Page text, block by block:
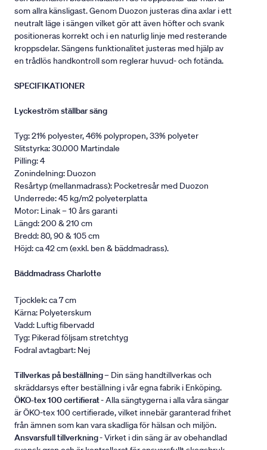
som allra känsligast. Genom Duozon justeras dina axlar i ett
neutralt läge i sängen vilket gör att även höfter och svank
positioneras korrekt och i en naturlig linje med resterande
kroppsdelar. Sängens funktionalitet justeras med hjälp av
en trådlös handkontroll som reglerar huvud- och fotända.
SPECIFIKATIONER
Lyckeström ställbar säng
Tyg: 21% polyester, 46% polypropen, 33% polyeter
Slitstyrka: 30.000 Martindale
Pilling: 4
Zonindelning: Duozon
Resårtyp (mellanmadrass): Pocketresår med Duozon
Underrede: 45 kg/m2 polyeterplatta
Motor: Linak – 10 års garanti
Längd: 200 & 210 cm
Bredd: 80, 90 & 105 cm
Höjd: ca 42 cm (exkl. ben & bäddmadrass).
Bäddmadrass Charlotte
Tjocklek: ca 7 cm
Kärna: Polyeterskum
Vadd: Luftig fibervadd
Tyg: Pikerad följsam stretchtyg
Fodral avtagbart: Nej
Tillverkas på beställning– Din säng handtillverkas och
skräddarsys efter beställning i vår egna fabrik i Enköping.
ÖKO-tex 100 certifierat- Alla sängtygerna i alla våra sängar
är ÖKO-tex 100 certifierade, vilket innebär garanterad frihet
från ämnen som kan vara skadliga för hälsan och miljön.
Ansvarsfull tillverkning- Virket i din säng är av obehandlad